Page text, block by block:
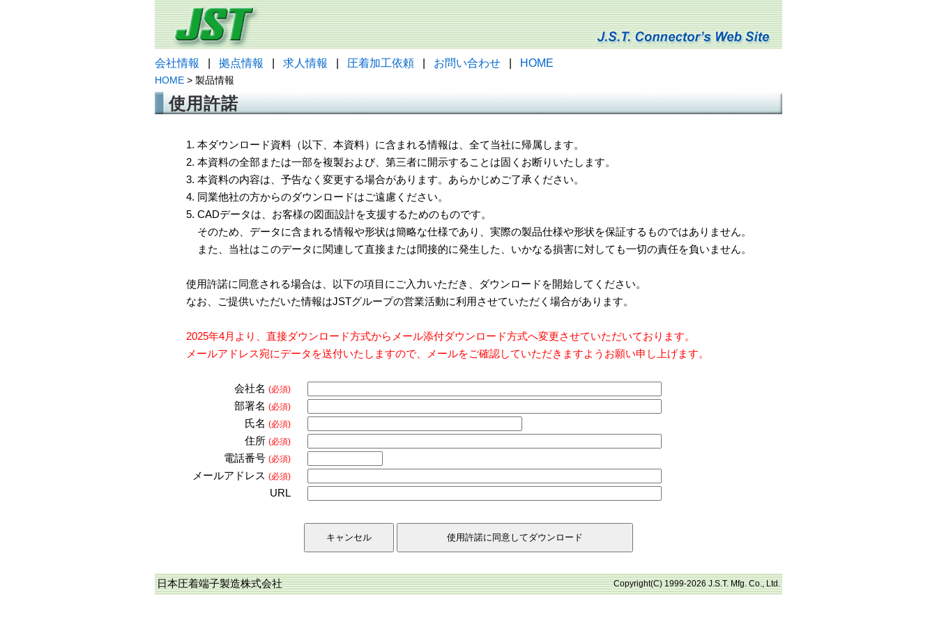
会社情報 拠点情報 求人情報 圧着加工依頼 お問い合わせ HOME
HOME > 製品情報
使用許諾
1. 本ダウンロード資料（以下、本資料）に含まれる情報は、全て当社に帰属します。
2. 本資料の全部または一部を複製および、第三者に開示することは固くお断りいたします。
3. 本資料の内容は、予告なく変更する場合があります。あらかじめご了承ください。
4. 同業他社の方からのダウンロードはご遠慮ください。
5. CADデータは、お客様の図面設計を支援するためのものです。
そのため、データに含まれる情報や形状は簡略な仕様であり、実際の製品仕様や形状を保証するものではありません。
また、当社はこのデータに関連して直接または間接的に発生した、いかなる損害に対しても一切の責任を負いません。
使用許諾に同意される場合は、以下の項目にご入力いただき、ダウンロードを開始してください。
なお、ご提供いただいた情報はJSTグループの営業活動に利用させていただく場合があります。
2025年4月より、直接ダウンロード方式からメール添付ダウンロード方式へ変更させていただいております。
メールアドレス宛にデータを送付いたしますので、メールをご確認していただきますようお願い申し上げます。
会社名 (必須)
部署名 (必須)
氏名 (必須)
住所 (必須)
電話番号 (必須)
メールアドレス (必須)
URL
日本圧着端子製造株式会社 Copyright(C) 1999-2026 J.S.T. Mfg. Co., Ltd.